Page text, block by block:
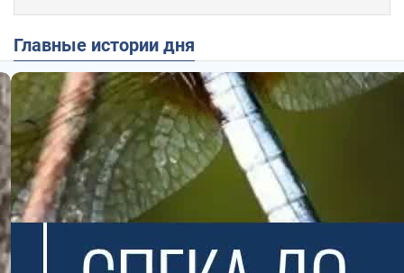
Главные истории дня